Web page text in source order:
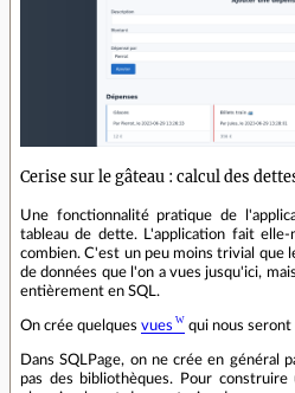
Cerise sur le gâteau : calcul des
Une fonctionnalité pratique de
tableau de dette. L'application fait
combien. C'est un peu moins trivial que
de données que l'on a vues jusqu'ici,
entièrement en SQL.
On crée quelques vues qui nous seront
Dans SQLPage, on ne crée en général
pas des bibliothèques. Pour